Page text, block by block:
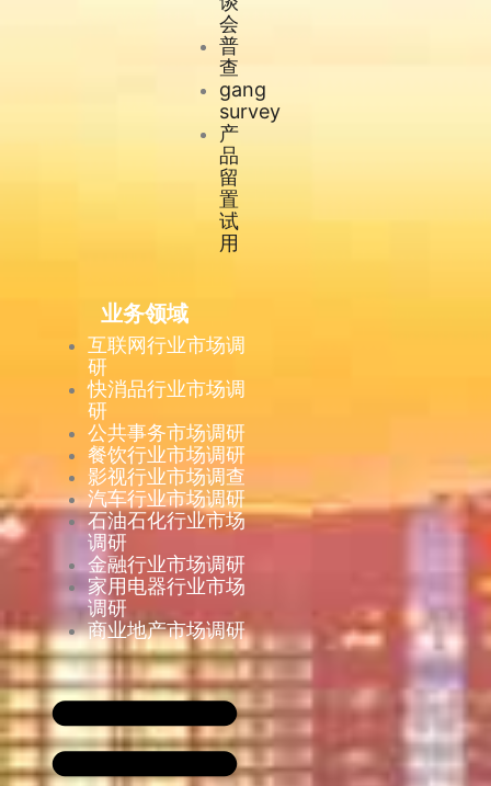
会
普
查
gang
survey
产
品
留
置
试
用
业务领域
互联网行业市场调
研
快消品行业市场调
研
公共事务市场调研
餐饮行业市场调研
影视行业市场调查
汽车行业市场调研
石油石化行业市场
调研
金融行业市场调研
家用电器行业市场
调研
商业地产市场调研